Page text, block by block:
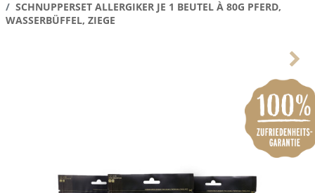
SCHNUPPERSET ALLERGIKER JE 1 BEUTEL À 80G PFERD,
WASSERBÜFFEL, ZIEGE